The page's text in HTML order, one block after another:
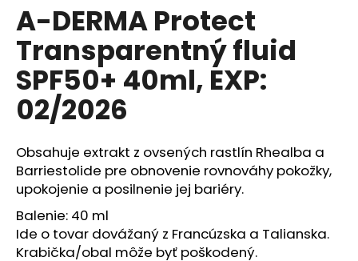
A-DERMA Protect
Transparentný fluid
SPF50+ 40ml, EXP:
02/2026
Obsahuje extrakt z ovsených rastlín Rhealba a
Barriestolide pre obnovenie rovnováhy pokožky,
upokojenie a posilnenie jej bariéry.
Balenie: 40 ml
Ide o tovar dovážaný z Francúzska a Talianska.
Krabička/obal môže byť poškodený.
O
d
p
o
r
č
a
m
e
FRUDIA